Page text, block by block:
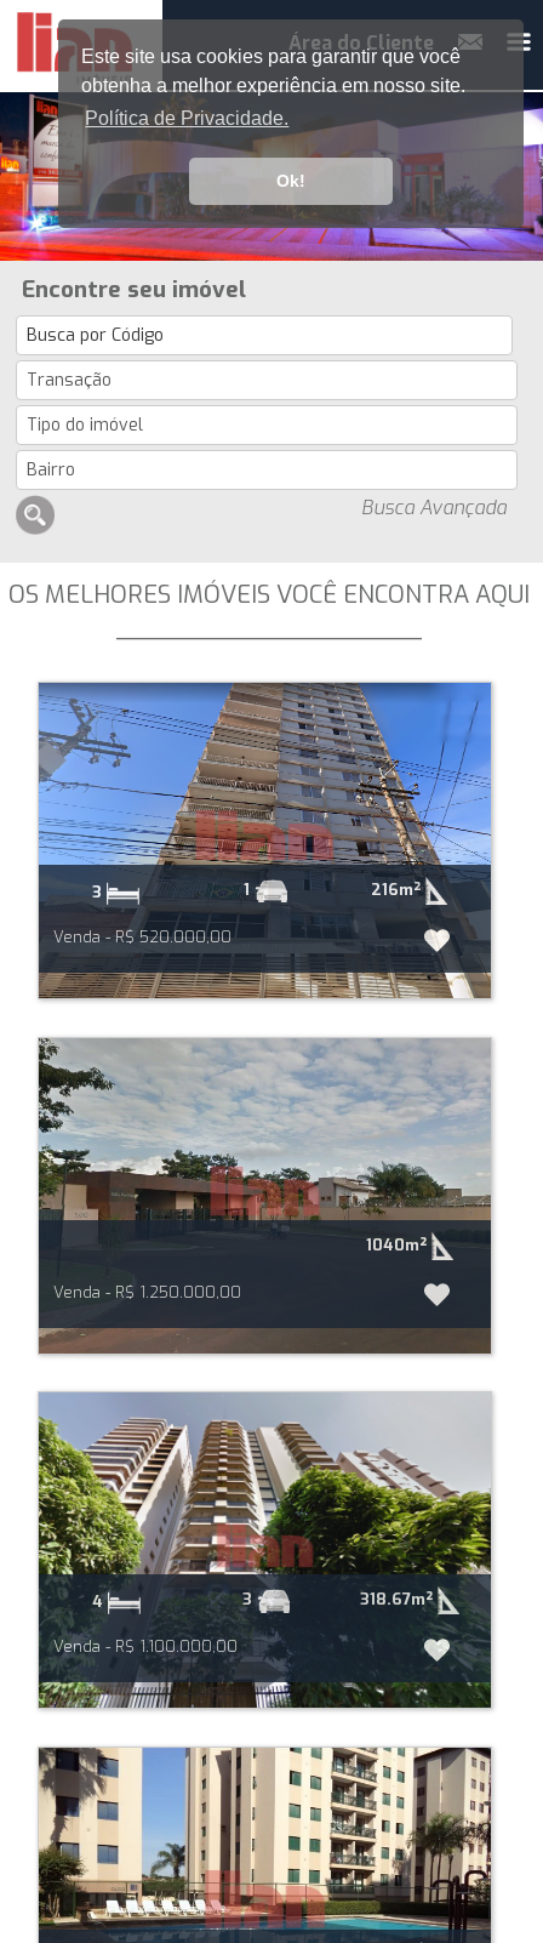
Este site usa cookies para garantir que você
obtenha a melhor experiência em nosso site.
Política de Privacidade.
Ok!
Área do Cliente
Encontre seu imóvel
Busca Avançada
OS MELHORES IMÓVEIS VOCÊ ENCONTRA AQUI
3 1 216m²
Venda - R$ 520.000,00
1040m²
Venda - R$ 1.250.000,00
4 3 318.67m²
Venda - R$ 1.100.000,00